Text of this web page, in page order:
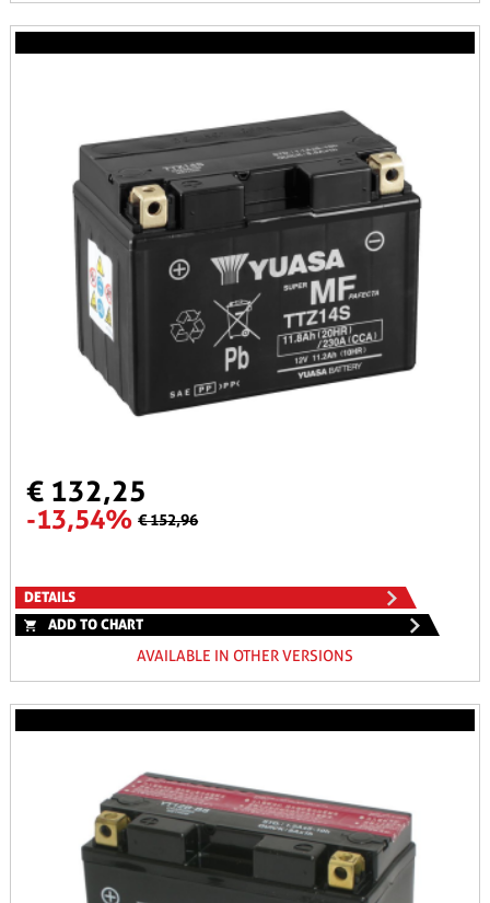
€ 132,25
-13,54% € 152,96
DETAILS
ADD TO CHART
AVAILABLE IN OTHER VERSIONS